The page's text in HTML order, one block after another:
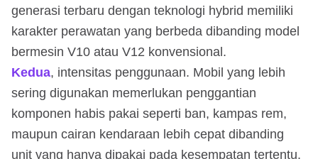
generasi terbaru dengan teknologi hybrid memiliki
karakter perawatan yang berbeda dibanding model
bermesin V10 atau V12 konvensional.
Kedua, intensitas penggunaan. Mobil yang lebih
sering digunakan memerlukan penggantian
komponen habis pakai seperti ban, kampas rem,
maupun cairan kendaraan lebih cepat dibanding
unit yang hanya dipakai pada kesempatan tertentu.